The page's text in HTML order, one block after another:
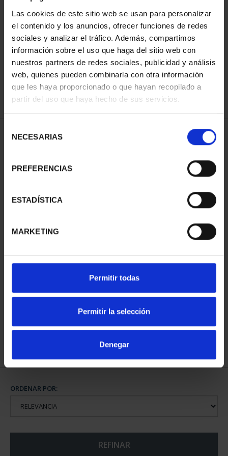
Las cookies de este sitio web se usan para personalizar
el contenido y los anuncios, ofrecer funciones de redes
sociales y analizar el tráfico. Además, compartimos
información sobre el uso que haga del sitio web con
nuestros partners de redes sociales, publicidad y análisis
web, quienes pueden combinarla con otra información
que les haya proporcionado o que hayan recopilado a
partir del uso que haya hecho de sus servicios.
NECESARIAS
PREFERENCIAS
ESTADÍSTICA
MARKETING
Permitir todas
Permitir la selección
Denegar
ORDENAR POR:
REFINAR
1 Productos encontrados
PROVINCIA COLECCION
COMPLET...
ORDENAR POR:
REFINAR